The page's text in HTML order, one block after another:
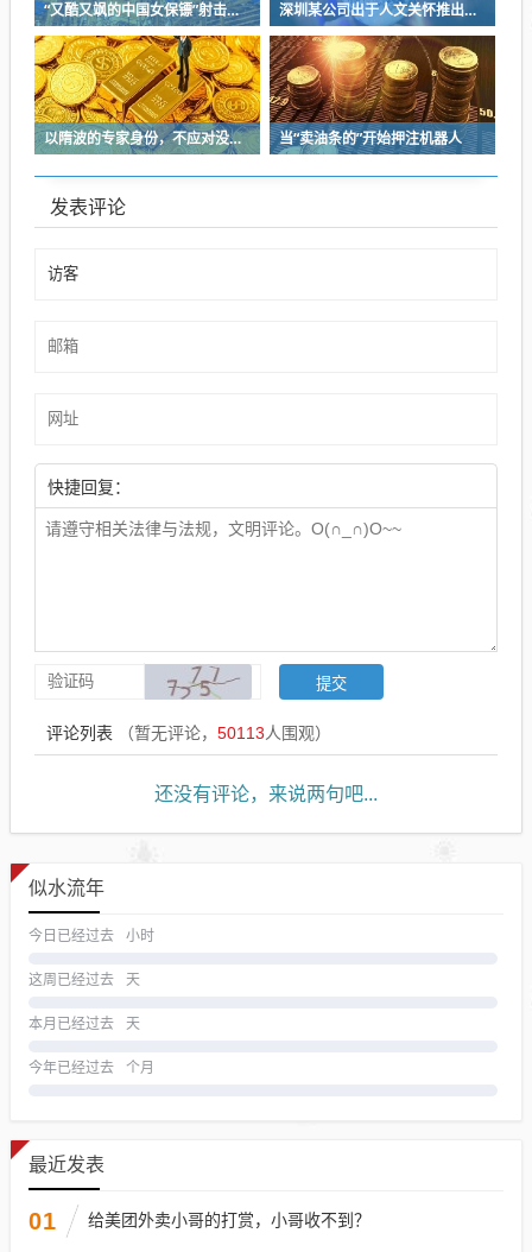
“又酷又飒的中国女保镖”射击夺冠 深圳某公司出于人文关怀推出内部托管，结果无孩单身员工举报了，核心理由有两个
以隋波的专家身份，不应对没统一标准的口味指手画脚，依仗专家身份欺负一线厨师 当“卖油条的”开始押注机器人
发表评论
快捷回复：
评论列表 （暂无评论， 50113人围观）
还没有评论，来说两句吧...
似水流年
今日已经过去 小时
这周已经过去 天
本月已经过去 天
今年已经过去 个月
最近发表
01 给美团外卖小哥的打赏，小哥收不到？